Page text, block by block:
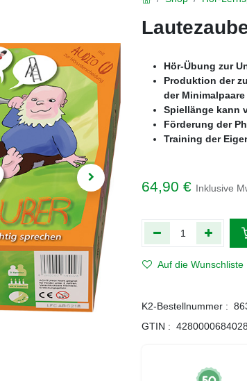
Hör-Übung zur
Produktion der
der Minimalpaare
Spiellänge kann
Förderung der
Training der
64,90 € Inklusive
Auf die Wunschliste
K2-Bestellnummer :
GTIN : 4280000684028